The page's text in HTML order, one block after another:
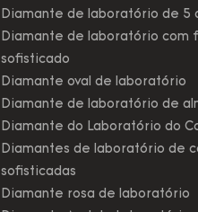
Diamante de laboratório de 5
Diamante de laboratório com
sofisticado
Diamante oval de laboratório
Diamante de laboratório de
Diamante do Laboratório do
Diamantes de laboratório de
sofisticadas
Diamante rosa de laboratório